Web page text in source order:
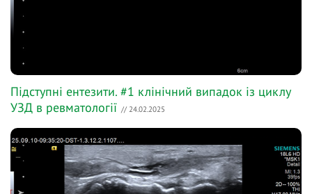
Підступні ентезити. #1 клінічний випадок із циклу
УЗД в ревматології // 24.02.2025